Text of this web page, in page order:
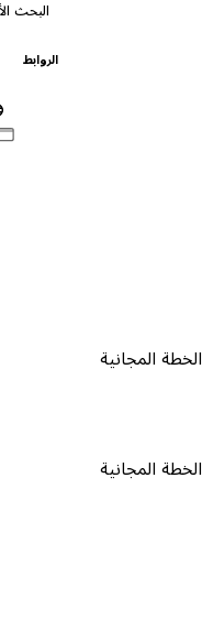
البحث
الروابط
الخطة المجانية
الخطة المجانية